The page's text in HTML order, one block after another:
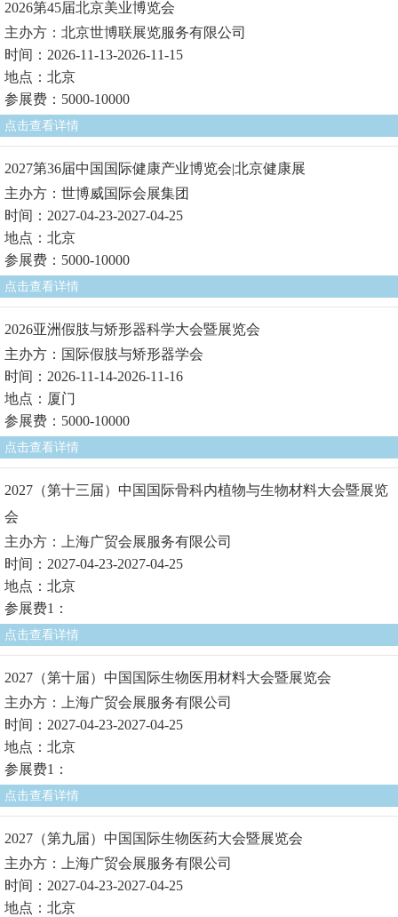
2026第45届北京美业博览会
主办方：北京世博联展览服务有限公司
时间：2026-11-13-2026-11-15
地点：北京
参展费：5000-10000
点击查看详情
2027第36届中国国际健康产业博览会|北京健康展
主办方：世博威国际会展集团
时间：2027-04-23-2027-04-25
地点：北京
参展费：5000-10000
点击查看详情
2026亚洲假肢与矫形器科学大会暨展览会
主办方：国际假肢与矫形器学会
时间：2026-11-14-2026-11-16
地点：厦门
参展费：5000-10000
点击查看详情
2027（第十三届）中国国际骨科内植物与生物材料大会暨展览
会
主办方：上海广贸会展服务有限公司
时间：2027-04-23-2027-04-25
地点：北京
参展费1：
点击查看详情
2027（第十届）中国国际生物医用材料大会暨展览会
主办方：上海广贸会展服务有限公司
时间：2027-04-23-2027-04-25
地点：北京
参展费1：
点击查看详情
2027（第九届）中国国际生物医药大会暨展览会
主办方：上海广贸会展服务有限公司
时间：2027-04-23-2027-04-25
地点：北京